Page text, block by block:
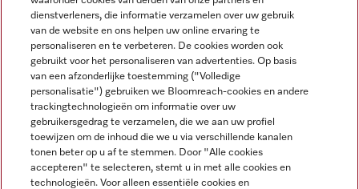
Wettelijke Informatie
Miele op Facebook
Miele op Youtube
Miele op Instagram
Miele op Pinterest
dienstverleners, die informatie verzamelen over uw gebruik
van de website en ons helpen uw online ervaring te
personaliseren en te verbeteren. De cookies worden ook
gebruikt voor het personaliseren van advertenties. Op basis
van een afzonderlijke toestemming ("Volledige
personalisatie") gebruiken we Bloomreach-cookies en andere
trackingtechnologieën om informatie over uw
gebruikersgedrag te verzamelen, die we aan uw profiel
toewijzen om de inhoud die we u via verschillende kanalen
tonen beter op u af te stemmen. Door "Alle cookies
accepteren" te selecteren, stemt u in met alle cookies en
technologieën. Voor alleen essentiële cookies en